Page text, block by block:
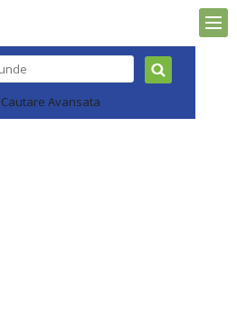
Cautare Avansata